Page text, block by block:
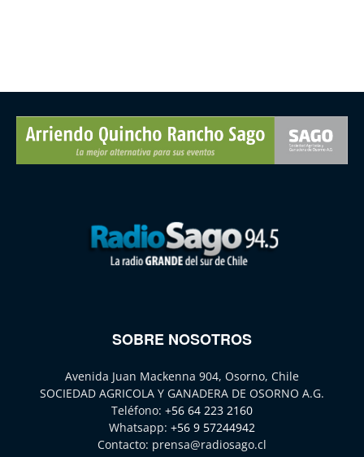
SOBRE NOSOTROS
Avenida Juan Mackenna 904, Osorno, Chile
SOCIEDAD AGRICOLA Y GANADERA DE OSORNO A.G.
Teléfono: +56 64 223 2160
Whatsapp: +56 9 57244942
Contacto: prensa@radiosago.cl